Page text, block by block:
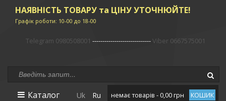
НАЯВНІСТЬ ТОВАРУ та ЦІНУ УТОЧНЮЙТЕ!
Графік роботи: 10-00 до 18-00
Telegram 0980508001 -----------------------------Viber 0667575001
Uk Ru немає товарів - 0,00 грн КОШИК
Каталог